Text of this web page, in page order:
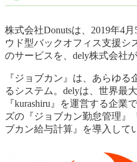
株式会社Donutsは、2019年4
ウド型バックオフィス支援シ
のサービスを、dely株式会社
『ジョブカン』は、あらゆ
るシステム。delyは、世界最
『kurashiru』を運営する企業
ズの『ジョブカン勤怠管理』
ブカン給与計算』を導入して